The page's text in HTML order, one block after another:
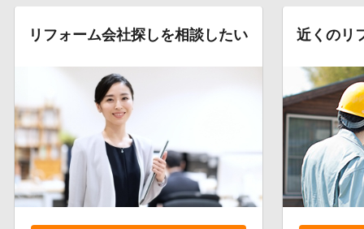
リフォーム会社探しを相談したい 近くのリ